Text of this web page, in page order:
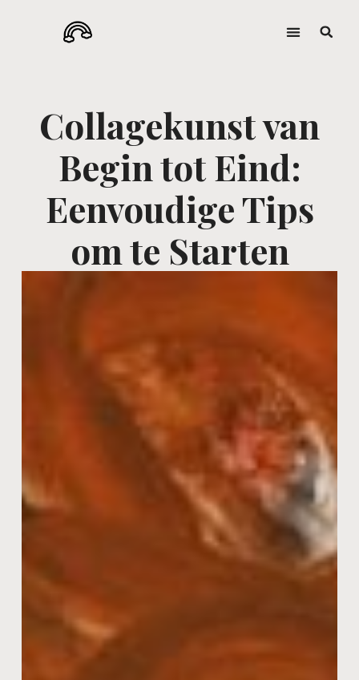
Collagekunst van
Begin tot Eind:
Eenvoudige Tips
om te Starten